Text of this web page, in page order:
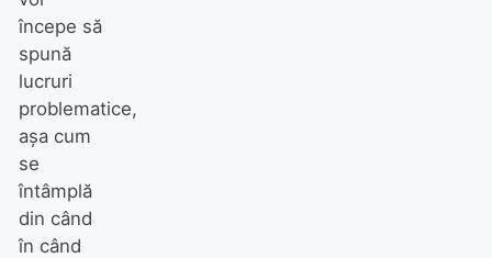
începe să
spună
lucruri
problematice,
așa cum
se
întâmplă
din când
în când